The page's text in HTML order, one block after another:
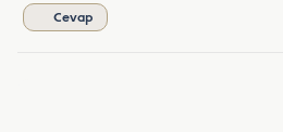
Cevap